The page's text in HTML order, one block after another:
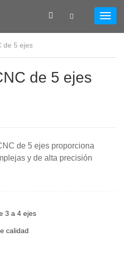
de 5 ejes
de 5 ejes
de 5 ejes proporciona
y de alta precisión
3 a 4 ejes
calidad